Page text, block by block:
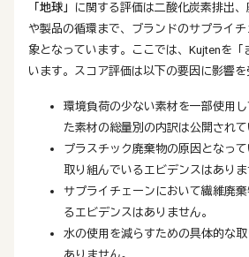
「地球」
に関する評価は二酸化炭素排出
や製品の循環まで、ブランドのサプライ
象となっています。ここでは、Kujtenを「
います。スコア評価は以下の要因に影響を
環境負荷の少ない素材を一部使用
た素材の総量別の内訳は公開されて
プラスチック廃棄物の原因となっ
取り組んでいるエビデンスはありま
サプライチェーンにおいて繊維廃
るエビデンスはありません。
水の使用を減らすための具体的な